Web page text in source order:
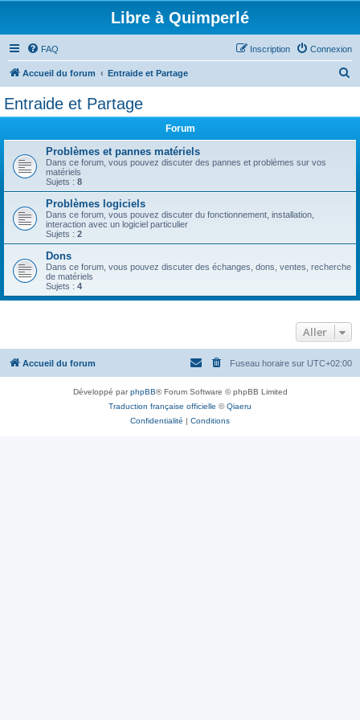
Libre à Quimperlé
FAQ Connexion
Inscription
Accueil du forum Entraide et Partage
r
Entraide et Partage
Forum
Problèmes et pannes matériels
Dans ce forum, vous pouvez discuter des pannes et problèmes sur vos
matériels
Sujets : 8
Problèmes logiciels
Dans ce forum, vous pouvez discuter du fonctionnement, installation,
interaction avec un logiciel particulier
Sujets : 2
Dons
Dans ce forum, vous pouvez discuter des échanges, dons, ventes, recherche
de matériels
Sujets : 4
Aller
Accueil du forum Fuseau horaire sur UTC+02:00
Développé parphpBB® Forum Software © phpBB Limited
Traduction française officielle ©Qiaeru
Confidentialité | Conditions